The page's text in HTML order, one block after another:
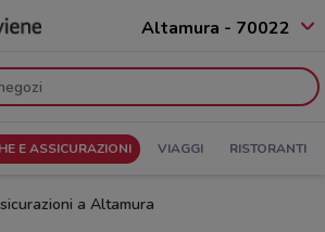
Altamura - 70022
E ASSICURAZIONI VIAGGI RISTORANTI
a Altamura